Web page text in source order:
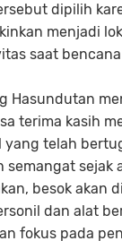
dipilih
menjadi
saat
Hasundutan
terima kasih
yang telah
semangat sejak
besok akan
dan alat
fokus pada